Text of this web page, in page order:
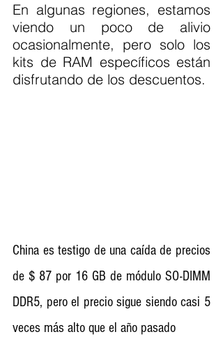
En algunas regiones, estamos
viendo un poco de alivio
ocasionalmente, pero solo los
kits de RAM específicos están
disfrutando de los descuentos.
China es testigo de una caída de precios
de $ 87 por 16 GB de módulo SO-DIMM
DDR5, pero el precio sigue siendo casi 5
veces más alto que el año pasado